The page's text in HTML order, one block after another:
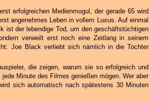
erfolgreichen Medienmogul, der gerade 65 wird
angenehmes Leben in vollem Luxus. Auf einmal
der lebendige Tod, um den geschäftstüchtigen
verweilt erst noch eine Zeitlang in seinem
Joe Black verliebt sich nämlich in die Tochter
die zeigen, warum sie so erfolgreich und
Minute des Filmes genießen mögen. Wer aber
sich automatisch nach spätestens 30 Minuten